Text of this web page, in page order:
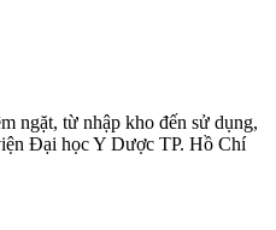
ngặt, từ nhập kho đến sử dụng,
Đại học Y Dược TP. Hồ Chí